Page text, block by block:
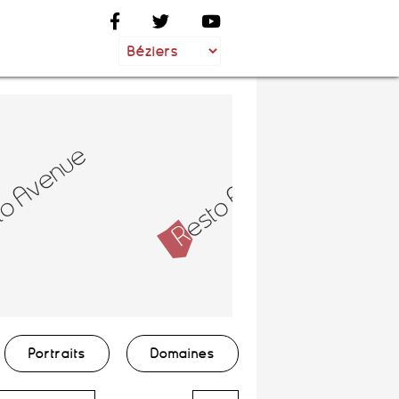
Portraits Domaines